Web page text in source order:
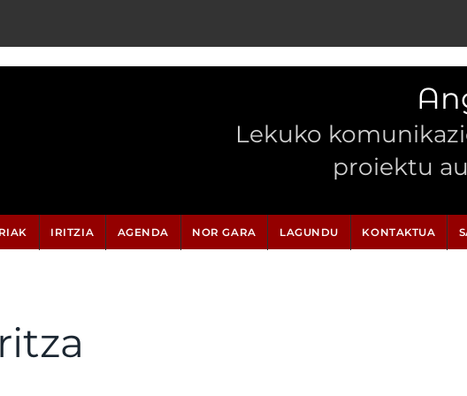
Lekuko
proiektu
IRITZIA AGENDA NOR GARA LAGUNDU KONTAKTUA